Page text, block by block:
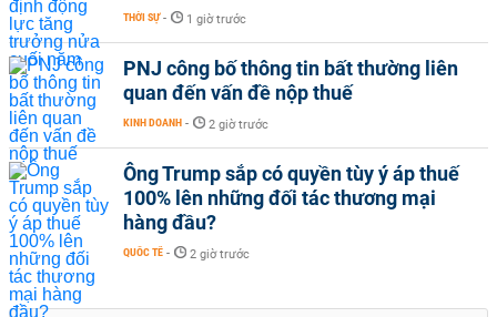
THỜI SỰ - 1 giờ trước
PNJ công bố thông tin bất thường liên
quan đến vấn đề nộp thuế
KINH DOANH - 2 giờ trước
Ông Trump sắp có quyền tùy ý áp thuế
100% lên những đối tác thương mại
hàng đầu?
QUỐC TẾ - 2 giờ trước